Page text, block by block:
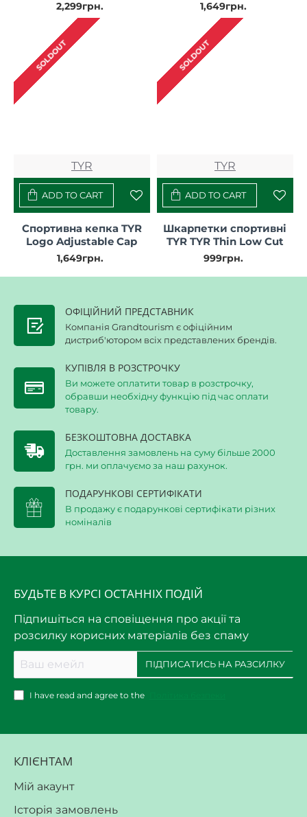
Neck Tank - Solid
2,299грн. 1,649грн.
SOLDOUT
TYR
Спортивна кепка TYR
Logo Adjustable Cap
1,649грн.
ADD TO CART
SOLDOUT
TYR
Шкарпетки спортивні
TYR TYR Thin Low Cut
999грн.
ADD TO CART
ОФІЦІЙНИЙ ПРЕДСТАВНИК
Компанія Grandtourism є офіційним
дистриб'ютором всіх представлених брендів.
КУПІВЛЯ В РОЗСТРОЧКУ
Ви можете оплатити товар в розстрочку,
обравши необхідну функцію під час оплати
товару.
БЕЗКОШТОВНА ДОСТАВКА
Доставлення замовлень на суму більше 2000
грн. ми оплачуємо за наш рахунок.
ПОДАРУНКОВІ СЕРТИФІКАТИ
В продажу є подарункові сертифікати різних
номіналів
БУДЬТЕ В КУРСІ ОСТАННІХ ПОДІЙ
Підпишіться на сповіщення про акції та
розсилку корисних матеріалів без спаму
емейл
ПІДПИСАТИСЬ НА РАЗСИЛКУ
I have read and agree to the
КЛІЄНТАМ
Мій акаунт
Історія замовлень